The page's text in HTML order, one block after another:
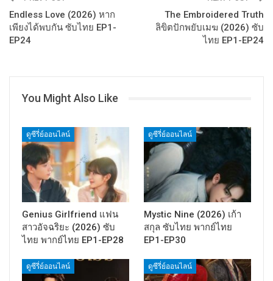
Endless Love (2026) หาก
เพียงได้พบกัน ซับไทย EP1-
EP24
The Embroidered Truth
ลิขิตปักพยับเมฆ (2026) ซับ
ไทย EP1-EP24
You Might Also Like
ดูซีรี่ย์ออนไลน์
Genius Girlfriend แฟน
สาวอัจฉริยะ (2026) ซับ
ไทย พากย์ไทย EP1-EP28
ดูซีรี่ย์ออนไลน์
Mystic Nine (2026) เก้า
สกุล ซับไทย พากย์ไทย
EP1-EP30
ดูซีรี่ย์ออนไลน์ ดูซีรี่ย์ออนไลน์